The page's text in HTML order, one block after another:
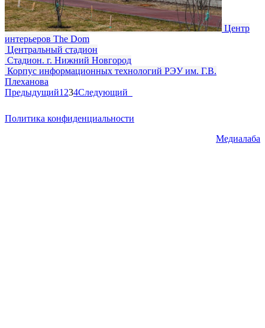
Центр
интерьеров The Dom
Центральный стадион
Стадион. г. Нижний Новгород
Корпус информационных технологий РЭУ им. Г.В.
Плеханова
Предыдущий1 234Следующий
Политика конфиденциальности
Медиалаба